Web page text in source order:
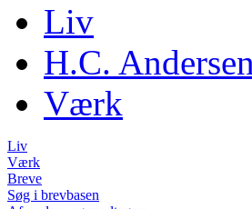
Liv
H.C.
Værk
Liv
Værk
Breve
Søg i brevbasen